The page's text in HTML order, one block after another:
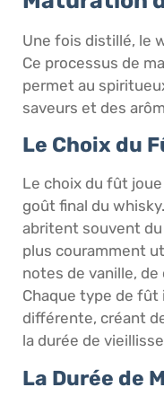
Une fois distillé, le
Ce processus de
permet au
saveurs et des
Le Choix du
Le choix du fût
goût final du
abritent souvent
plus couramment
notes de vanille,
Chaque type de fût
différente, créant
la durée de
La Durée de